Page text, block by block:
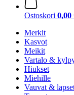
Ostoskori 0,00
Merkit
Kasvot
Meikit
Vartalo &
Hiukset
Miehille
Vauvat &